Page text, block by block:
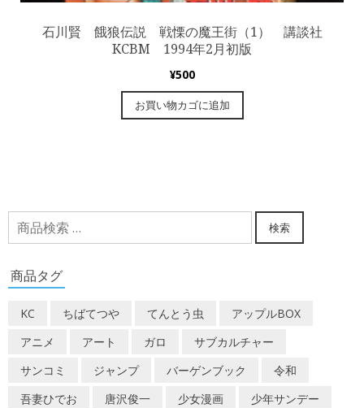
石川賢 餓狼伝説 戦慄の魔王街（1） 講談社
KCBM 1994年2月初版
¥500
お買い物カゴに追加
検
索
象:
検索
商品タグ
KC ちばてつや てんとう虫
アップルBOX
アニメ
アート ガロ
サブカルチャー
サンコミ
ジャンプ バーゲンブック
令和
吾妻ひでお
唐沢俊一 少女漫画
少年サンデー